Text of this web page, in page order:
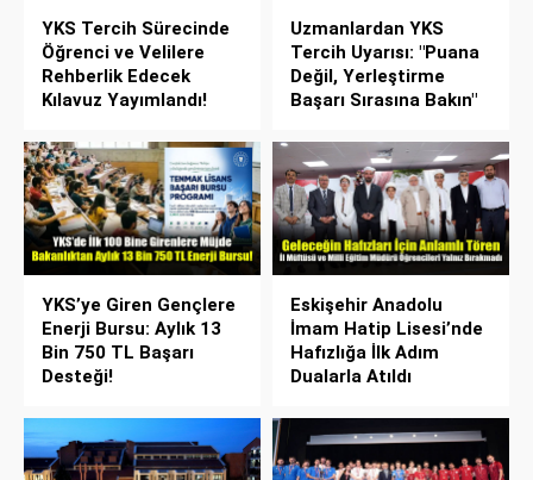
YKS Tercih Sürecinde
Öğrenci ve Velilere
Rehberlik Edecek
Kılavuz Yayımlandı!
Uzmanlardan YKS
Tercih Uyarısı: "Puana
Değil, Yerleştirme
Başarı Sırasına Bakın"
YKS’ye Giren Gençlere
Enerji Bursu: Aylık 13
Bin 750 TL Başarı
Desteği!
Eskişehir Anadolu
İmam Hatip Lisesi’nde
Hafızlığa İlk Adım
Dualarla Atıldı